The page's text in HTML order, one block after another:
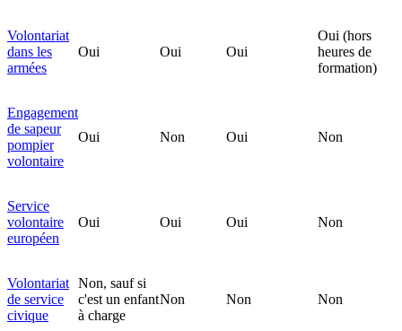
Volontariat
dans les
armées
Oui Oui Oui
Oui (hors
heures de
formation)
Engagement
de sapeur
pompier
volontaire
Oui Non Oui Non
Service
volontaire
européen
Oui Oui Oui Non
Volontariat
de service
civique
Non, sauf si
c'est un enfant
à charge
Non Non Non